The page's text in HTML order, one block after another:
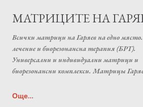
Пропускане към основното
МАТРИЦИТЕ НА
Всички матрици на Гаряев на едно място.
лечение и биорезонансна терапия (БРТ).
Универсални и индивидуални матрици и
биорезонансни комплекси. Матрицы
Още…